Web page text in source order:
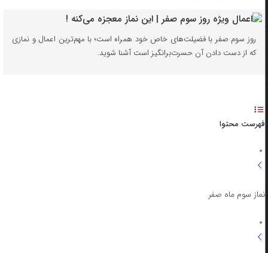
روز سوم صفر با فضیلت‌های خاص خود همراه است؛ با مهم‌ترین اعمال و نمازی
که از دست دادن آن حسرت‌برانگیز است آشنا شوید.
فهرست محتوا
نماز سوم ماه صفر